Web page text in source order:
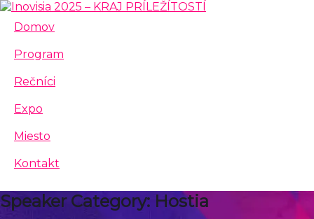
Domov
Program
Rečníci
Expo
Miesto
Kontakt
Speaker Category: Hostia